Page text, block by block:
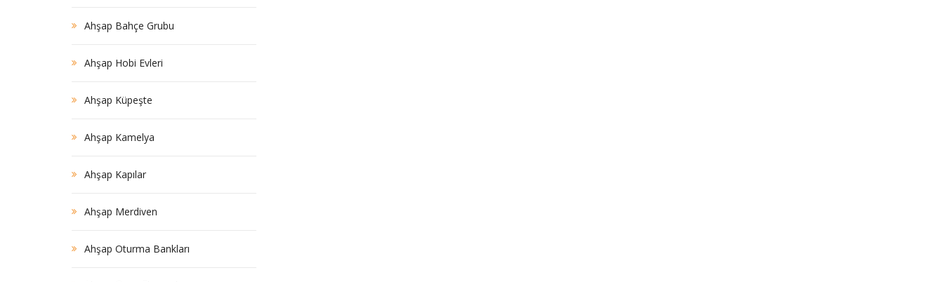
Ahşap Bahçe Grubu
Ahşap Hobi Evleri
Ahşap Küpeşte
Ahşap Kamelya
Ahşap Kapılar
Ahşap Merdiven
Ahşap Oturma Bankları